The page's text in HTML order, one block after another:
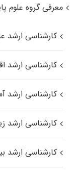
معرفی گروه علوم
کارشناسی ارشد
کارشناسی ارشد
کارشناسی ارشد
کارشناسی ارشد
کارشناسی ارشد